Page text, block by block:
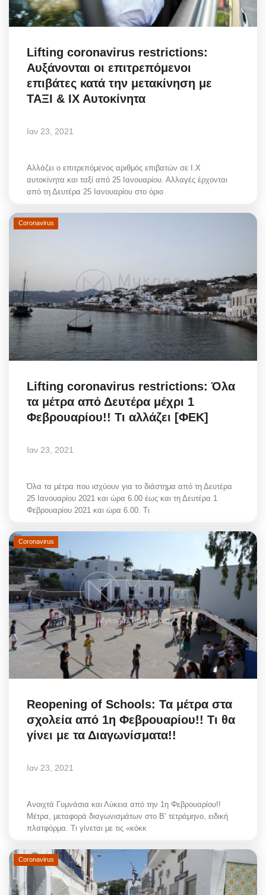
Lifting coronavirus restrictions:
Αυξάνονται οι επιτρεπόμενοι
επιβάτες κατά την μετακίνηση με
ΤΑΞΙ & ΙΧ Αυτοκίνητα
Ιαν 23, 2021
Αλλάζει ο επιτρεπόμενος αριθμός επιβατών σε Ι.Χ
αυτοκίνητα και ταξί από 25 Ιανουαρίου. Αλλαγές έρχονται
από τη Δευτέρα 25 Ιανουαρίου στο όριο
Coronavirus
Lifting coronavirus restrictions: Όλα
τα μέτρα από Δευτέρα μέχρι 1
Φεβρουαρίου!! Τι αλλάζει [ΦΕΚ]
Ιαν 23, 2021
Όλα τα μέτρα που ισχύουν για το διάστημα από τη Δευτέρα
25 Ιανουαρίου 2021 και ώρα 6.00 έως και τη Δευτέρα 1
Φεβρουαρίου 2021 και ώρα 6.00. Τι
Coronavirus
Reopening of Schools: Τα μέτρα στα
σχολεία από 1η Φεβρουαρίου!! Τι θα
γίνει με τα Διαγωνίσματα!!
Ιαν 23, 2021
Ανοιχτά Γυμνάσια και Λύκεια από την 1η Φεβρουαρίου!!
Μέτρα, μεταφορά διαγωνισμάτων στο Β’ τετράμηνο, ειδική
πλατφόρμα. Τι γίνεται με τις «κόκκ
Coronavirus